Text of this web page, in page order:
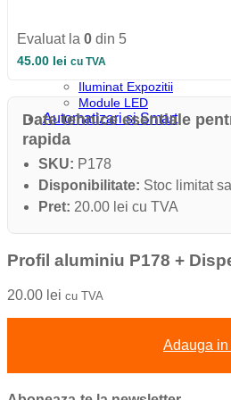
Iluminat Industrial LED
Iluminat stradal
Iluminat Industrial
Iluminat Expozitii
Module LED
Automatizari si Smart
Evaluat la 0 din 5
45.00 lei cu TVA
Date tehnice esentiale
rapida
SKU: P178
Disponibilitate: Stoc limitat
Pret: 20.00 lei cu TVA
Profil aluminiu P178 +
20.00 lei cu TVA
Adauga in